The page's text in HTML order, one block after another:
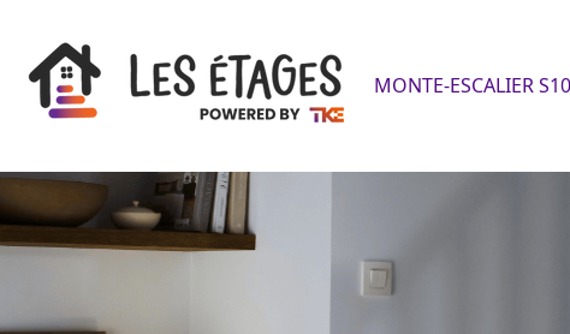
MONTE-ESCALIER